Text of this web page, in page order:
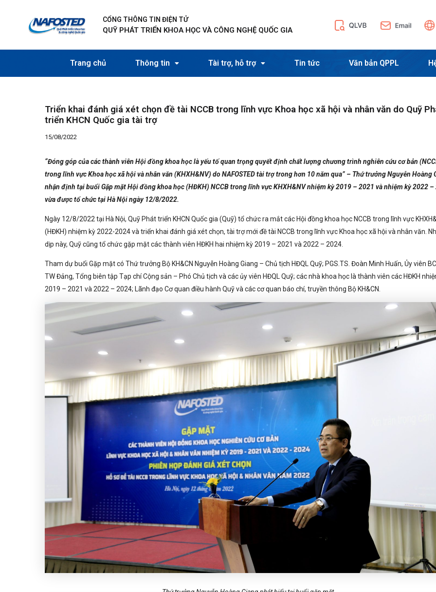
CỔNG THÔNG TIN ĐIỆN TỬ
QUỸ PHÁT TRIỂN KHOA HỌC VÀ CÔNG NGHỆ QUỐC GIA
Trang chủ Thông tin Tài trợ, hỗ trợ Tin tức Văn bản QPPL
Triển khai đánh giá xét chọn đề tài NCCB trong lĩnh vực Khoa học xã hội và nhân văn do Quỹ
triển KHCN Quốc gia tài trợ
15/08/2022
“Đóng góp của các thành viên Hội đồng khoa học là yếu tố quan trọng quyết định chất lượng chương trình nghiên cứu cơ bản
trong lĩnh vực Khoa học xã hội và nhân văn (KHXH&NV) do NAFOSTED tài trợ trong hơn 10 năm qua” – Thứ trưởng Nguyễn Hoàng
nhận định tại buổi Gặp mặt Hội đồng khoa học (HĐKH) NCCB trong lĩnh vực KHXH&NV nhiệm kỳ 2019 – 2021 và nhiệm kỳ 2022 –
vừa được tổ chức tại Hà Nội ngày 12/8/2022.
Ngày 12/8/2022 tại Hà Nội, Quỹ Phát triển KHCN Quốc gia (Quỹ) tổ chức ra mắt các Hội đồng khoa học NCCB trong lĩnh vực
(HĐKH) nhiệm kỳ 2022-2024 và triển khai đánh giá xét chọn, tài trợ mới đề tài NCCB trong lĩnh vực Khoa học xã hội và nhân văn.
dịp này, Quỹ cũng tổ chức gặp mặt các thành viên HĐKH hai nhiệm kỳ 2019 – 2021 và 2022 – 2024.
Tham dự buổi Gặp mặt có Thứ trưởng Bộ KH&CN Nguyễn Hoàng Giang – Chủ tịch HĐQL Quỹ; PGS.TS. Đoàn Minh Huấn, Ủy viên
TW Đảng, Tổng biên tập Tạp chí Cộng sản – Phó Chủ tịch và các ủy viên HĐQL Quỹ; các nhà khoa học là thành viên các HĐKH
2019 – 2021 và 2022 – 2024; Lãnh đạo Cơ quan điều hành Quỹ và các cơ quan báo chí, truyền thông Bộ KH&CN.
hướng
bài